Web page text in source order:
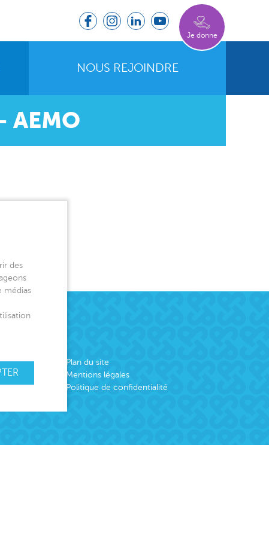
Je donne
NOUS REJOINDRE
AEMO
Plan du site
Mentions légales
Politique de confidentialité
des
médias